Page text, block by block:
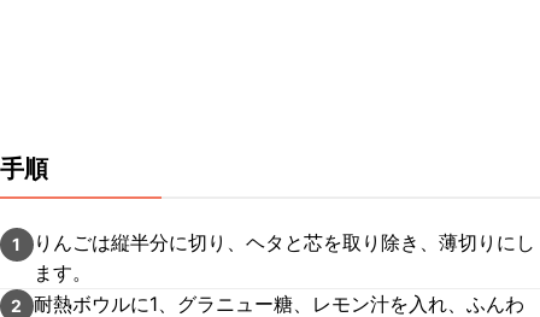
手順
1
りんごは縦半分に切り、ヘタと芯を取り除き、薄切りにし
ます。
2
耐熱ボウルに1、グラニュー糖、レモン汁を入れ、ふんわ